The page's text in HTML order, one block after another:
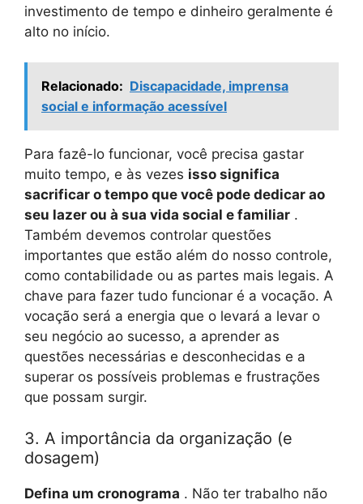
investimento de tempo e dinheiro geralmente é
alto no início.
Relacionado: Discapacidade, imprensa
social e informação acessível
Para fazê-lo funcionar, você precisa gastar
muito tempo, e às vezes isso significa
sacrificar o tempo que você pode dedicar ao
seu lazer ou à sua vida social e familiar .
Também devemos controlar questões
importantes que estão além do nosso controle,
como contabilidade ou as partes mais legais. A
chave para fazer tudo funcionar é a vocação. A
vocação será a energia que o levará a levar o
seu negócio ao sucesso, a aprender as
questões necessárias e desconhecidas e a
superar os possíveis problemas e frustrações
que possam surgir.
3. A importância da organização (e
dosagem)
Defina um cronograma . Não ter trabalho não